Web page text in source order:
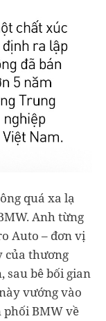
quá xa lạ
Anh từng
Auto – đơn vị
của thương
sau bê bối gian
vướng vào
BMW về